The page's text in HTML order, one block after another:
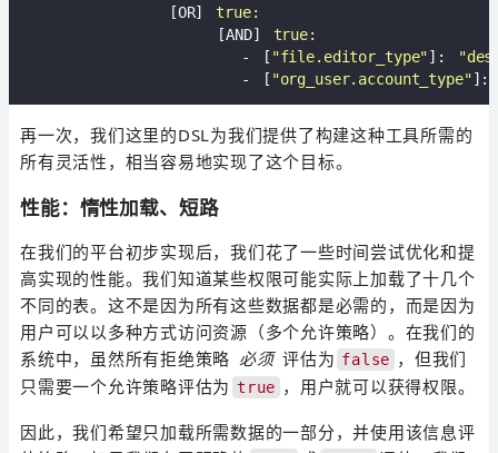
            [OR]
true:
                [AND]
true:
                  - [
"file.editor_type"]:
                  - [
"org_user.account_type"
再一次，我们这里的DSL为我们提供了构建这种工具所需的
所有灵活性，相当容易地实现了这个目标。
性能：惰性加载、短路
在我们的平台初步实现后，我们花了一些时间尝试优化和提
高实现的性能。我们知道某些权限可能实际上加载了十几个
不同的表。这不是因为所有这些数据都是必需的，而是因为
用户可以以多种方式访问资源（多个允许策略）。在我们的
系统中，虽然所有拒绝策略 必须评估为 false ，但我们
只需要一个允许策略评估为 true ，用户就可以获得权限。
因此，我们希望只加载所需数据的一部分，并使用该信息评